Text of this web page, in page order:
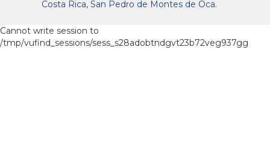
Costa Rica, San Pedro de Montes de Oca.
Cannot write session to
/tmp/vufind_sessions/sess_s28adobtndgvt23b72veg937gg